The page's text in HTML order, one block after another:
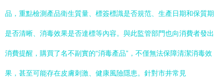
品，重點檢測產品衛生質量、標簽標識是否規范、生產日期和保質期
是否清晰、消毒效果是否達標等內容。與此監管部門也向消費者發出
消費提醒，購買了名不副實的“消毒產品”，不僅無法保障清潔消毒效
果，甚至可能存在皮膚刺激、健康風險隱患。針對市井常見